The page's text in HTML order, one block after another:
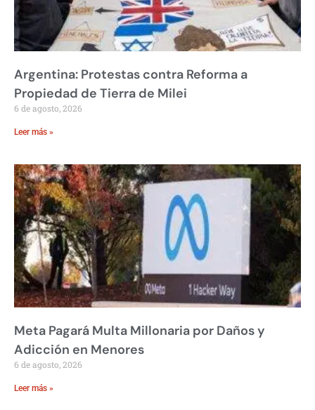
Argentina: Protestas contra Reforma a
Propiedad de Tierra de Milei
6 de agosto, 2026
Leer más »
Meta Pagará Multa Millonaria por Daños y
Adicción en Menores
6 de agosto, 2026
Leer más »